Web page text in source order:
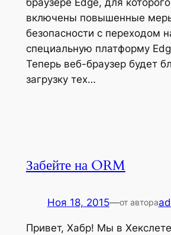
включены повышенные
безопасности с переходом
специальную платформу
Теперь веб-браузер будет
загрузку тех…
Забейте на ORM
Ноя 18, 2015—от автора
Привет, Хабр! Мы в